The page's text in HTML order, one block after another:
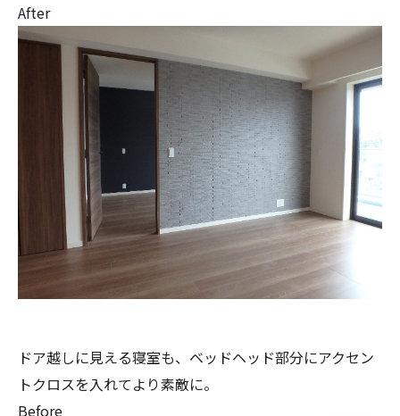
After
ドア越しに見える寝室も、ベッドヘッド部分にアクセン
トクロスを入れてより素敵に。
Before